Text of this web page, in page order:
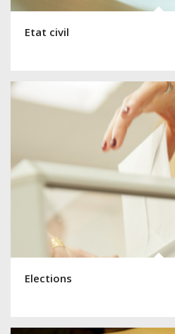
Etat civil
Elections